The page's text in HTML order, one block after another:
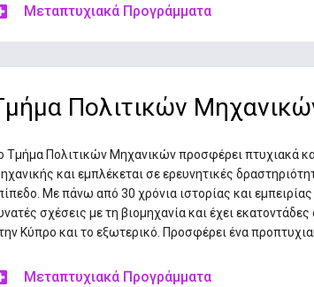
Μεταπτυχιακά Προγράμματα
Πολιτικών
Τμήμα Πολιτικών Μηχανικών προσφέρει πτυχιακά
και εμπλέκεται σε ερευνητικές
Με πάνω από 30 χρόνια ιστορίας και
σχέσεις με τη βιομηχανία και έχει
Κύπρο και το εξωτερικό. Προσφέρει ένα
Μεταπτυχιακά Προγράμματα